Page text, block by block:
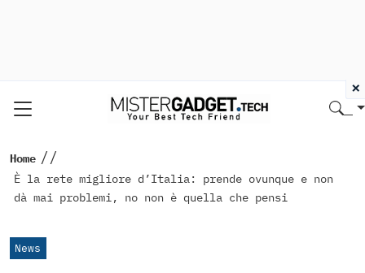
Home //
È la rete migliore d’Italia: prende ovunque e non
dà mai problemi, no non è quella che pensi
News
×